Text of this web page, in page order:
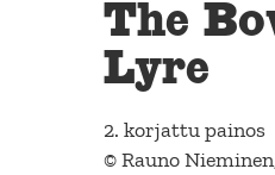
The
Lyre
2. korjattu painos
© Rauno